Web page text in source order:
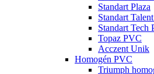
Standart Plaza
Standart
Standart Tech
Topaz PVC
Acczent Unik
Homogén PVC
Triumph